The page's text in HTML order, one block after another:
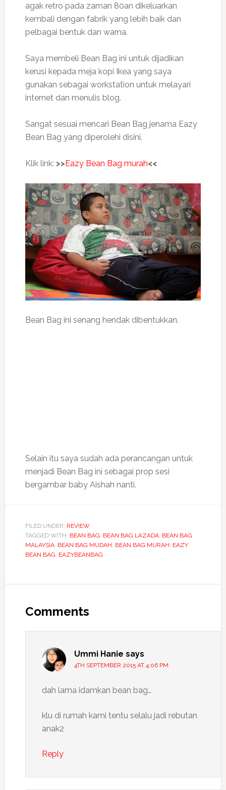
agak retro pada zaman 80an dikeluarkan
kembali dengan fabrik yang lebih baik dan
pelbagai bentuk dan warna.
Saya membeli Bean Bag ini untuk dijadikan
kerusi kepada meja kopi Ikea yang saya
gunakan sebagai workstation untuk melayari
internet dan menulis blog.
Sangat sesuai mencari Bean Bag jenama Eazy
Bean Bag yang diperolehi disini.
Klik link: >>Eazy Bean Bag murah<<
Bean Bag ini senang hendak dibentukkan.
Selain itu saya sudah ada perancangan untuk
menjadi Bean Bag ini sebagai prop sesi
bergambar baby Aishah nanti.
FILED UNDER: REVIEW
TAGGED WITH: BEAN BAG, BEAN BAG LAZADA, BEAN BAG
MALAYSIA, BEAN BAG MUDAH, BEAN BAG MURAH, EAZY
BEAN BAG, EAZYBEANBAG
Interactions
Comments
Ummi Hanie says
4TH SEPTEMBER 2015 AT 4:06 PM
dah lama idamkan bean bag…
klu di rumah kami tentu selalu jadi rebutan
anak2
Reply